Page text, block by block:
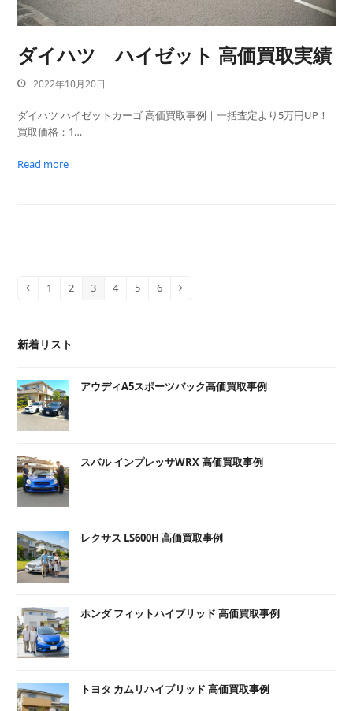
ダイハツ ハイゼット 高価買取実績
2022年10月20日
ダイハツ ハイゼットカーゴ 高価買取事例｜一括査定より5万円UP！
買取価格：1…
Read more
Previous
Page
1 Page
2 Page
3 Page
4 Page
5 Page
6 Next
新着リスト
アウディA5スポーツバック高価買取事例
スバル インプレッサWRX 高価買取事例
レクサス LS600H 高価買取事例
ホンダ フィットハイブリッド 高価買取事例
トヨタ カムリハイブリッド 高価買取事例